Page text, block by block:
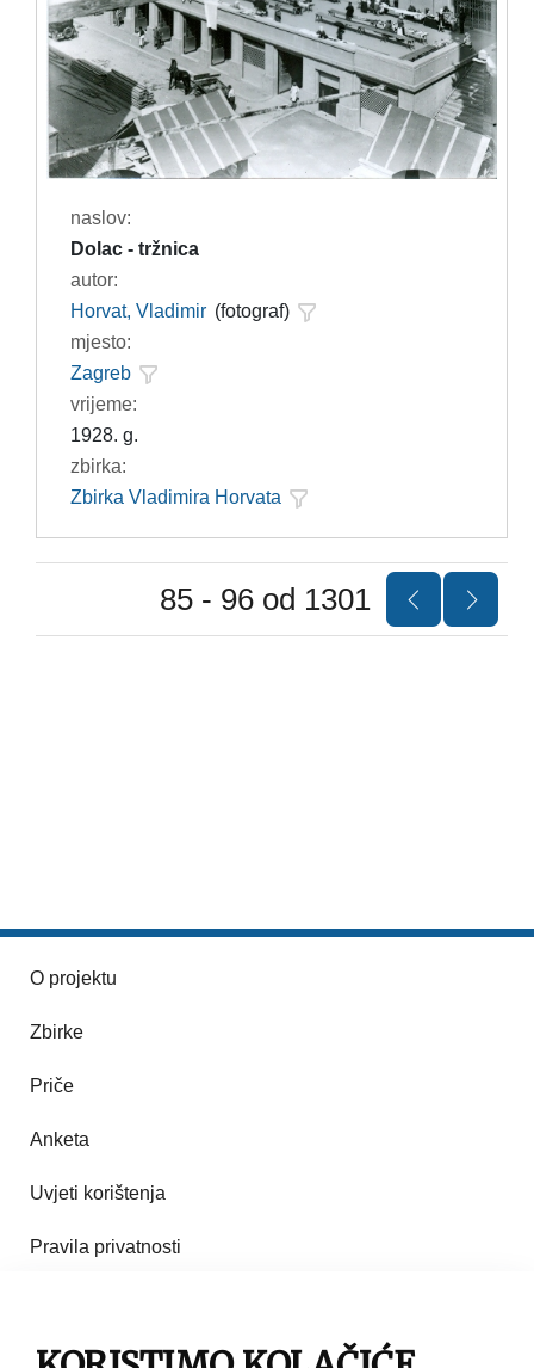
naslov:
Dolac - tržnica
autor:
Horvat, Vladimir (fotograf)
mjesto:
Zagreb
vrijeme:
1928. g.
zbirka:
Zbirka Vladimira Horvata
85 - 96 od 1301
O projektu
Zbirke
Priče
Anketa
Uvjeti korištenja
Pravila privatnosti
Pravila korištenja